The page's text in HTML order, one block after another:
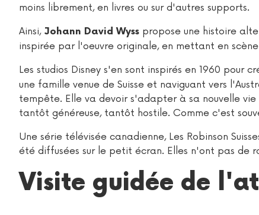
moins librement, en livres ou sur d'autres supports.
Ainsi, Johann David Wyss propose une histoire
inspirée par l'oeuvre originale, en mettant en
Les studios Disney s'en sont inspirés en 1960 pour
une famille venue de Suisse et naviguant vers
tempête. Elle va devoir s'adapter à sa nouvelle
tantôt généreuse, tantôt hostile. Comme c'est
Une série télévisée canadienne, Les Robinson
été diffusées sur le petit écran. Elles n'ont pas de
Visite guidée de